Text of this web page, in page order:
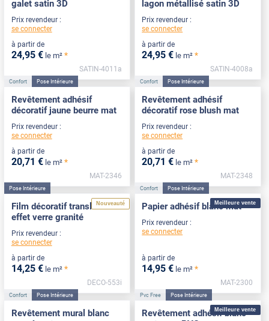
galet satin 3D
Prix revendeur :
se connecter
à partir de
24,95 € le m² *
SATIN-4011a
lagon métallisé satin 3D
Prix revendeur :
se connecter
à partir de
24,95 € le m² *
SATIN-4008a
Confort Pose Intérieure
Revêtement adhésif
décoratif jaune beurre mat
Prix revendeur :
se connecter
à partir de
20,71 € le m² *
MAT-2346
Confort Pose Intérieure
Revêtement adhésif
décoratif rose blush mat
Prix revendeur :
se connecter
à partir de
20,71 € le m² *
MAT-2348
Nouveauté
Pose Intérieure
Film décoratif translucide
effet verre granité
Prix revendeur :
se connecter
à partir de
14,25 € le m² *
DECO-553i
Meilleure vente
Confort Pose Intérieure
Papier adhésif blanc mat
Prix revendeur :
se connecter
à partir de
14,95 € le m² *
MAT-2300
Confort Pose Intérieure
Revêtement mural blanc
Meilleure vente
Pvc Free Pose Intérieure
Revêtement adhésif blanc